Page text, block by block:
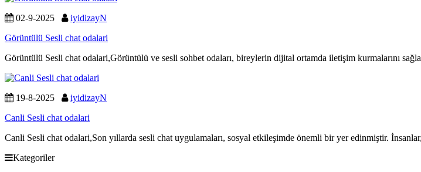
02-9-2025
iyidizayN
Görüntülü Sesli chat odalari
Görüntülü Sesli chat odalari,Görüntülü ve sesli sohbet odaları, bireylerin dijital ortamda iletişim kurmalarını
19-8-2025
iyidizayN
Canli Sesli chat odalari
Canli Sesli chat odalari,Son yıllarda sesli chat uygulamaları, sosyal etkileşimde önemli bir yer edinmiştir.
Kategoriler